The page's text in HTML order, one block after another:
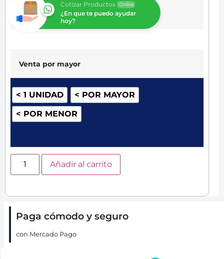
Cotizar Productos Online
¿En que te puedo ayudar
hoy?
Venta por mayor
< 1 UNIDAD
< POR MAYOR
< POR MENOR
Añadir al carrito
Paga cómodo y seguro
con Mercado Pago